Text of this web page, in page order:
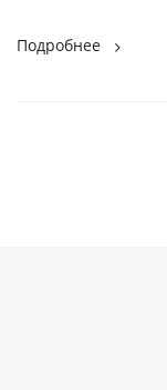
Подробнее